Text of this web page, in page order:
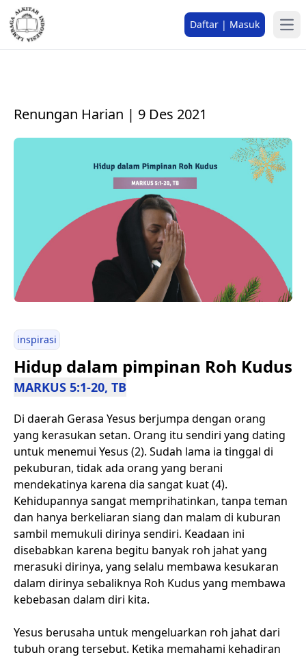
Daftar | Masuk
Renungan Harian | 9 Des 2021
inspirasi
Hidup dalam pimpinan Roh Kudus
MARKUS 5:1-20, TB
Di daerah Gerasa Yesus berjumpa dengan orang
yang kerasukan setan. Orang itu sendiri yang dating
untuk menemui Yesus (2). Sudah lama ia tinggal di
pekuburan, tidak ada orang yang berani
mendekatinya karena dia sangat kuat (4).
Kehidupannya sangat memprihatinkan, tanpa teman
dan hanya berkeliaran siang dan malam di kuburan
sambil memukuli dirinya sendiri. Keadaan ini
disebabkan karena begitu banyak roh jahat yang
merasuki dirinya, yang selalu membawa kesukaran
dalam dirinya sebaliknya Roh Kudus yang membawa
kebebasan dalam diri kita.
Yesus berusaha untuk mengeluarkan roh jahat dari
tubuh orang tersebut. Ketika memahami kehadiran